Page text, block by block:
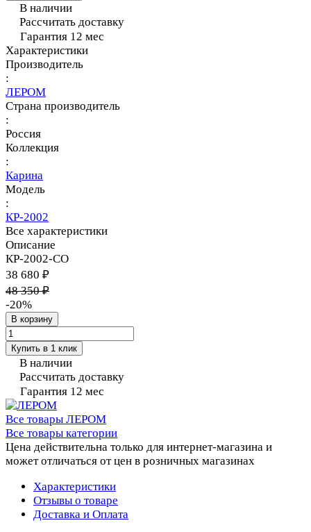
В наличии
Рассчитать доставку
Гарантия 12 мес
Характеристики
Производитель
:
ЛЕРОМ
Страна производитель
:
Россия
Коллекция
:
Карина
Модель
:
КР-2002
Все характеристики
Описание
КР-2002-СО
38 680 ₽
48 350 ₽
-20%
В корзину
Купить в 1 клик
В наличии
Рассчитать доставку
Гарантия 12 мес
Все товары ЛЕРОМ
Все товары категории
Цена действительна только для интернет-магазина и
может отличаться от цен в розничных магазинах
Характеристики
Отзывы о товаре
Доставка и Оплата